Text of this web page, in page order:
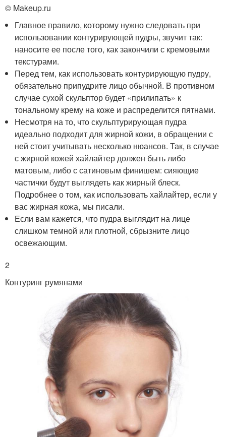
© Makeup.ru
Главное правило, которому нужно следовать при
использовании контурирующей пудры, звучит так:
наносите ее после того, как закончили с кремовыми
текстурами.
Перед тем, как использовать контурирующую пудру,
обязательно припудрите лицо обычной. В противном
случае сухой скульптор будет «прилипать» к
тональному крему на коже и распределится пятнами.
Несмотря на то, что скульптурирующая пудра
идеально подходит для жирной кожи, в обращении с
ней стоит учитывать несколько нюансов. Так, в случае
с жирной кожей хайлайтер должен быть либо
матовым, либо с сатиновым финишем: сияющие
частички будут выглядеть как жирный блеск.
Подробнее о том, как использовать хайлайтер, если у
вас жирная кожа, мы писали.
Если вам кажется, что пудра выглядит на лице
слишком темной или плотной, сбрызните лицо
освежающим.
2
Контуринг румянами